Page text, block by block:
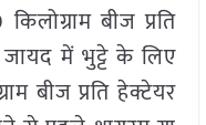
बीज प्रति
जायद में भुट्टे के लिए
बीज प्रति हेक्टेयर